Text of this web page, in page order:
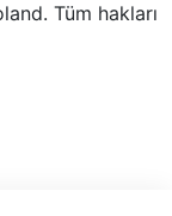
Tüm hakları